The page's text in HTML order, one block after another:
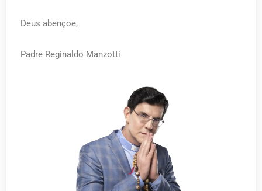
Deus abençoe,
Padre Reginaldo Manzotti